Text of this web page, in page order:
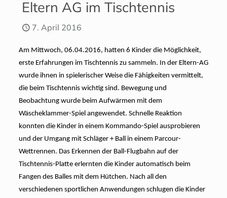
Eltern AG im Tischtennis
7. April 2016
Am Mittwoch, 06.04.2016, hatten 6 Kinder die Möglichkeit,
erste Erfahrungen im Tischtennis zu sammeln. In der Eltern-AG
wurde ihnen in spielerischer Weise die Fähigkeiten vermittelt,
die beim Tischtennis wichtig sind. Bewegung und
Beobachtung wurde beim Aufwärmen mit dem
Wäscheklammer-Spiel angewendet. Schnelle Reaktion
konnten die Kinder in einem Kommando-Spiel ausprobieren
und der Umgang mit Schläger + Ball in einem Parcour-
Wettrennen. Das Erkennen der Ball-Flugbahn auf der
Tischtennis-Platte erlernten die Kinder automatisch beim
Fangen des Balles mit dem Hütchen. Nach all den
verschiedenen sportlichen Anwendungen schlugen die Kinder